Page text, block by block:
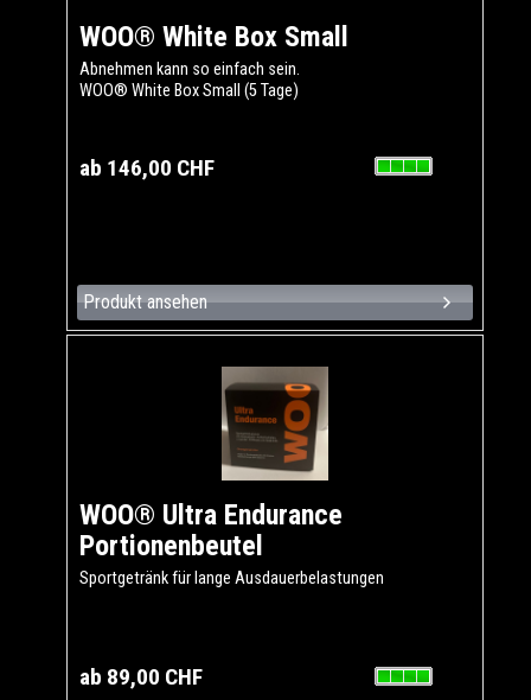
WOO® White Box Small
Abnehmen kann so einfach sein.
WOO® White Box Small (5 Tage)
ab 146,00 CHF
Produkt ansehen
WOO® Ultra Endurance
Portionenbeutel
Sportgetränk für lange Ausdauerbelastungen
ab 89,00 CHF